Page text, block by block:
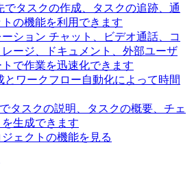
でタスクの作成、タスクの追跡、通
の機能を利用できます
ション チャット、ビデオ通話、コ
ージ、ドキュメント、外部ユーザ
で作業を迅速化できます
とワークフロー自動化によって時間
タスクの説明、タスクの概要、チェ
生成できます
ェクトの機能を見る